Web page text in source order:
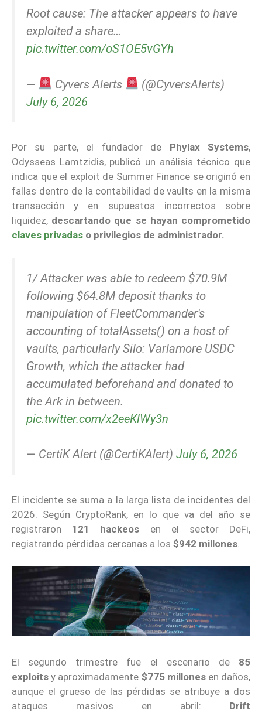
Root cause: The attacker appears to have
exploited a share…
pic.twitter.com/oS1OE5vGYh
— Cyvers Alerts
(@CyversAlerts)
July 6, 2026
Por su parte, el fundador de Phylax Systems,
Odysseas Lamtzidis, publicó un análisis técnico que
indica que el exploit de Summer Finance se originó en
fallas dentro de la contabilidad de vaults en la misma
transacción y en supuestos incorrectos sobre
liquidez, descartando que se hayan comprometido
claves privadas o privilegios de administrador.
1/ Attacker was able to redeem $70.9M
following $64.8M deposit thanks to
manipulation of FleetCommander's
accounting of totalAssets() on a host of
vaults, particularly Silo: Varlamore USDC
Growth, which the attacker had
accumulated beforehand and donated to
the Ark in between.
pic.twitter.com/x2eeKlWy3n
— CertiK Alert (@CertiKAlert) July 6, 2026
El incidente se suma a la larga lista de incidentes del
2026. Según CryptoRank, en lo que va del año se
registraron 121 hackeos en el sector DeFi,
registrando pérdidas cercanas a los $942 millones
El segundo trimestre fue el escenario de 85
exploitsy aproximadamente $775 millones en daños,
aunque el grueso de las pérdidas se atribuye a dos
ataques masivos en abril: Drift